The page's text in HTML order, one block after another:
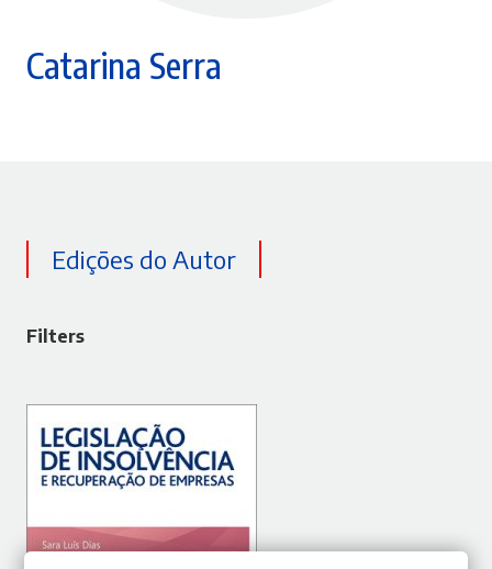
Catarina Serra
Edições do Autor
Filters